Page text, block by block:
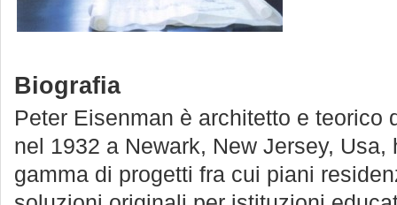
Biografia
Peter Eisenman è architetto e teorico
nel 1932 a Newark, New Jersey,
gamma di progetti fra cui piani